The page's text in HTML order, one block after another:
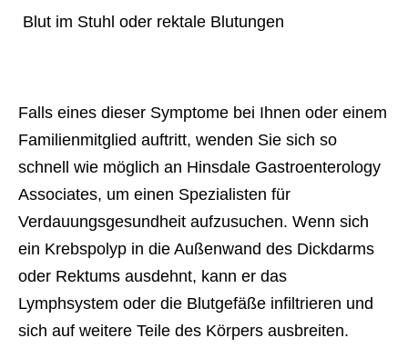
Blut im Stuhl oder rektale Blutungen
Falls eines dieser Symptome bei Ihnen oder einem
Familienmitglied auftritt, wenden Sie sich so
schnell wie möglich an Hinsdale Gastroenterology
Associates, um einen Spezialisten für
Verdauungsgesundheit aufzusuchen. Wenn sich
ein Krebspolyp in die Außenwand des Dickdarms
oder Rektums ausdehnt, kann er das
Lymphsystem oder die Blutgefäße infiltrieren und
sich auf weitere Teile des Körpers ausbreiten.